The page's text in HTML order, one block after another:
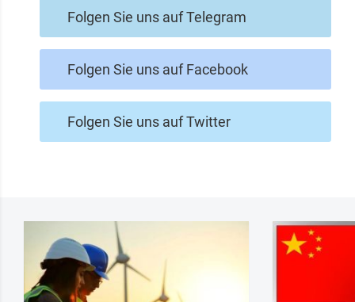
Folgen Sie uns auf Telegram
Folgen Sie uns auf Facebook
Folgen Sie uns auf Twitter